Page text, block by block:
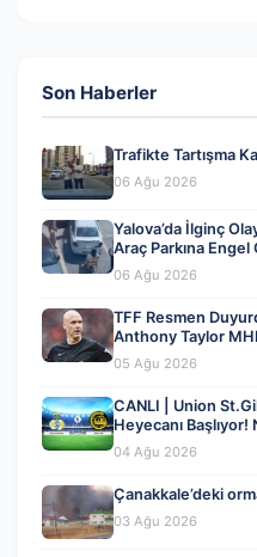
Son Haberler
Trafikte Tartışma
06 Ağu 2026
Yalova’da İlginç
Araç Parkına Engel
06 Ağu 2026
TFF Resmen
Anthony Taylor
05 Ağu 2026
CANLI | Union
Heyecanı
04 Ağustos 2026
04 Ağu 2026
Çanakkale’deki
03 Ağu 2026